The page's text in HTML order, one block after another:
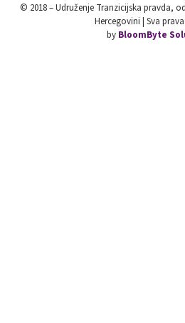
© 2018 – Udruženje Tranzicijska pravda,
Hercegovini | Sva
by BloomByte